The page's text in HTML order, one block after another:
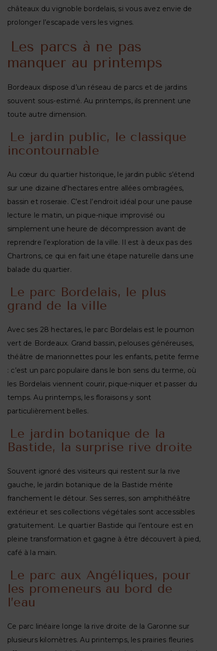
châteaux duvignoble bordelais, si vous avez envie de
prolonger l’escapade vers les vignes.
Les parcs à ne pas
manquer au printemps
Bordeaux dispose d’un réseau de parcs et de jardins
souvent sous-estimé. Au printemps, ils prennent une
toute autre dimension.
Le jardin public, le classique
incontournable
Au cœur du quartier historique, le jardin public s’étend
sur une dizaine d’hectares entre allées ombragées,
bassin et roseraie. C’est l’endroit idéal pour une pause
lecture le matin, un pique-nique improvisé ou
simplement une heure de décompression avant de
reprendre l’exploration de la ville. Il est à deux pas des
Chartrons, ce qui en fait une étape naturelle dans une
balade du quartier.
Le parc Bordelais, le plus
grand de la ville
Avec ses 28 hectares, le parc Bordelais est le poumon
vert de Bordeaux. Grand bassin, pelouses généreuses,
théâtre de marionnettes pour les enfants, petite ferme
: c’est un parc populaire dans le bon sens du terme, où
les Bordelais viennent courir, pique-niquer et passer du
temps. Au printemps, les floraisons y sont
particulièrement belles.
Le jardin botanique de la
Bastide, la surprise rive droite
Souvent ignoré des visiteurs qui restent sur la rive
gauche, le jardin botanique de la Bastide mérite
franchement le détour. Ses serres, son amphithéâtre
extérieur et ses collections végétales sont accessibles
gratuitement. Le quartier Bastide qui l’entoure est en
pleine transformation et gagne à être découvert à pied,
café à la main.
Le parc aux Angéliques, pour
les promeneurs au bord de
l’eau
Ce parc linéaire longe la rive droite de la Garonne sur
plusieurs kilomètres. Au printemps, les prairies fleuries